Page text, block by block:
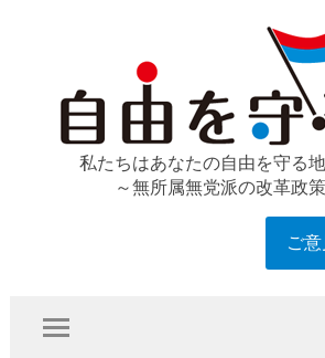
私たちはあなたの自由を守る
～無所属無党派の改革政
ご